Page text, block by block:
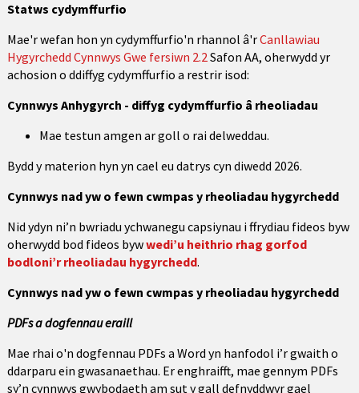
Statws cydymffurfio
Mae'r wefan hon yn cydymffurfio'n rhannol â'rCanllawiau
Hygyrchedd Cynnwys Gwe fersiwn 2.2Safon AA, oherwydd yr
achosion o ddiffyg cydymffurfio a restrir isod:
Cynnwys Anhygyrch - diffyg cydymffurfio â rheoliadau
Mae testun amgen ar goll o rai delweddau.
Bydd y materion hyn yn cael eu datrys cyn diwedd 2026.
Cynnwys nad yw o fewn cwmpas y rheoliadau hygyrchedd
Nid ydyn ni’n bwriadu ychwanegu capsiynau i ffrydiau fideos byw
oherwydd bod fideos bywwedi’u heithrio rhag gorfod
bodloni’r rheoliadau hygyrchedd.
Cynnwys nad yw o fewn cwmpas y rheoliadau hygyrchedd
PDFs a dogfennau eraill
Mae rhai o'n dogfennau PDFs a Word yn hanfodol i’r gwaith o
ddarparu ein gwasanaethau. Er enghraifft, mae gennym PDFs
sy’n cynnwys gwybodaeth am sut y gall defnyddwyr gael